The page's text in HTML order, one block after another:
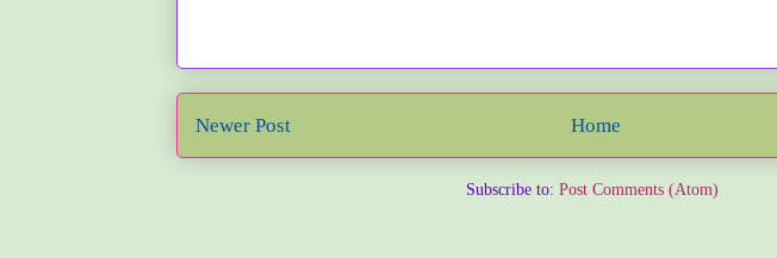
Newer Post Home
Subscribe to: Post Comments (Atom)